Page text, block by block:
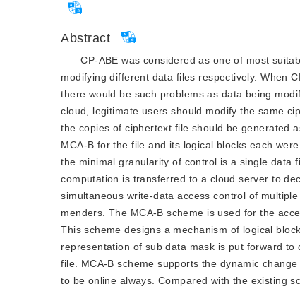
Abstract
CP-ABE was considered as one of most
modifying different data files respectively. When
there would be such problems as data being
cloud, legitimate users should modify the same
the copies of ciphertext file should be generated
MCA-B for the file and its logical blocks each
the minimal granularity of control is a single data
computation is transferred to a cloud server to
simultaneous write-data access control of
menders. The MCA-B scheme is used for the
This scheme designs a mechanism of logical
representation of sub data mask is put forward
file. MCA-B scheme supports the dynamic
to be online always. Compared with the existing